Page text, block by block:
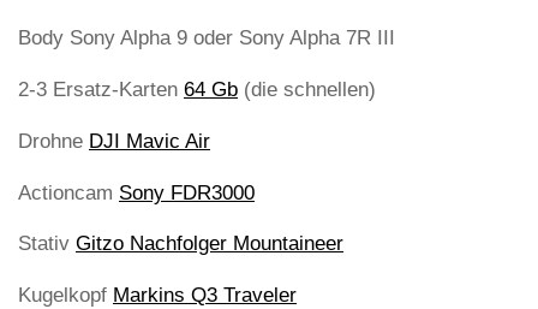
Body Sony Alpha 9 oder Sony Alpha 7R III
2-3 Ersatz-Karten 64 Gb (die schnellen)
Drohne DJI Mavic Air
Actioncam Sony FDR3000
Stativ Gitzo Nachfolger Mountaineer
Kugelkopf Markins Q3 Traveler